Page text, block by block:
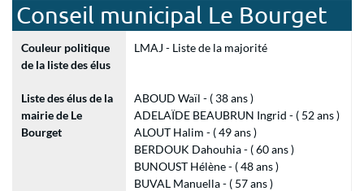
Conseil municipal Le Bourget
Couleur politique
de la liste des élus
LMAJ - Liste de la majorité
Liste des élus de la
mairie de Le
Bourget
ABOUD Waïl - ( 38 ans )
ADELAÏDE BEAUBRUN Ingrid - ( 52 ans )
ALOUT Halim - ( 49 ans )
BERDOUK Dahouhia - ( 60 ans )
BUNOUST Hélène - ( 48 ans )
BUVAL Manuella - ( 57 ans )